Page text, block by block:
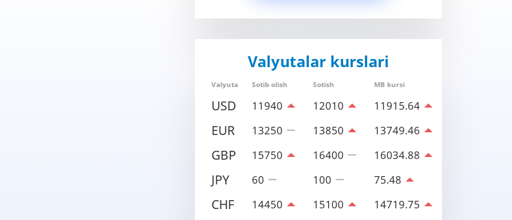
Valyutalar kurslari
Valyuta Sotib olish Sotish MB kursi
USD 11940 12010 11915.64
EUR 13250 13850 13749.46
GBP 15750 16400 16034.88
JPY 60 100 75.48
CHF 14450 15100 14719.75